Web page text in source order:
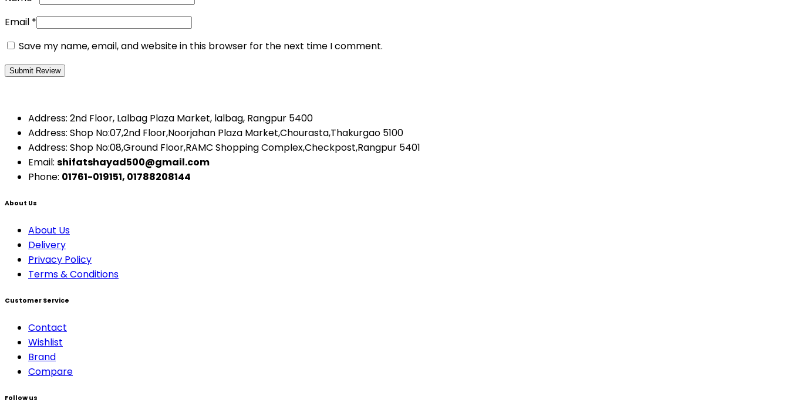
Email *
Save my name, email, and website in this browser for the next time I comment.
Address: 2nd Floor, Lalbag Plaza Market, lalbag, Rangpur 5400
Address: Shop No:07,2nd Floor,Noorjahan Plaza Market,Chourasta,Thakurgao 5100
Address: Shop No:08,Ground Floor,RAMC Shopping Complex,Checkpost,Rangpur 5401
Email: shifatshayad500@gmail.com
Phone: 01761-019151, 01788208144
About Us
About Us
Delivery
Privacy Policy
Terms & Conditions
Customer Service
Contact
Wishlist
Brand
Compare
Follow us